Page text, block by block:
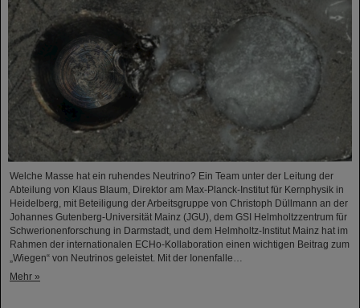
Welche Masse hat ein ruhendes Neutrino? Ein Team unter der Leitung der
Abteilung von Klaus Blaum, Direktor am Max-Planck-Institut für Kernphysik in
Heidelberg, mit Beteiligung der Arbeitsgruppe von Christoph Düllmann an der
Johannes Gutenberg-Universität Mainz (JGU), dem GSI Helmholtzzentrum für
Schwerionenforschung in Darmstadt, und dem Helmholtz-Institut Mainz hat im
Rahmen der internationalen ECHo-Kollaboration einen wichtigen Beitrag zum
„Wiegen“ von Neutrinos geleistet. Mit der Ionenfalle…
Mehr »